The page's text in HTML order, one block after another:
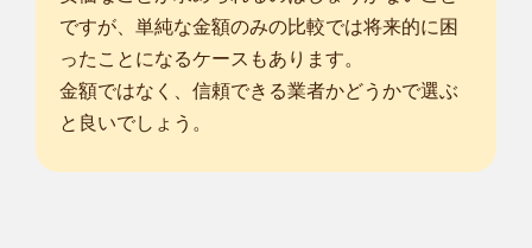
ですが、単純な金額のみの比較では将来的に困
ったことになるケースもあります。
金額ではなく、信頼できる業者かどうかで選ぶ
と良いでしょう。